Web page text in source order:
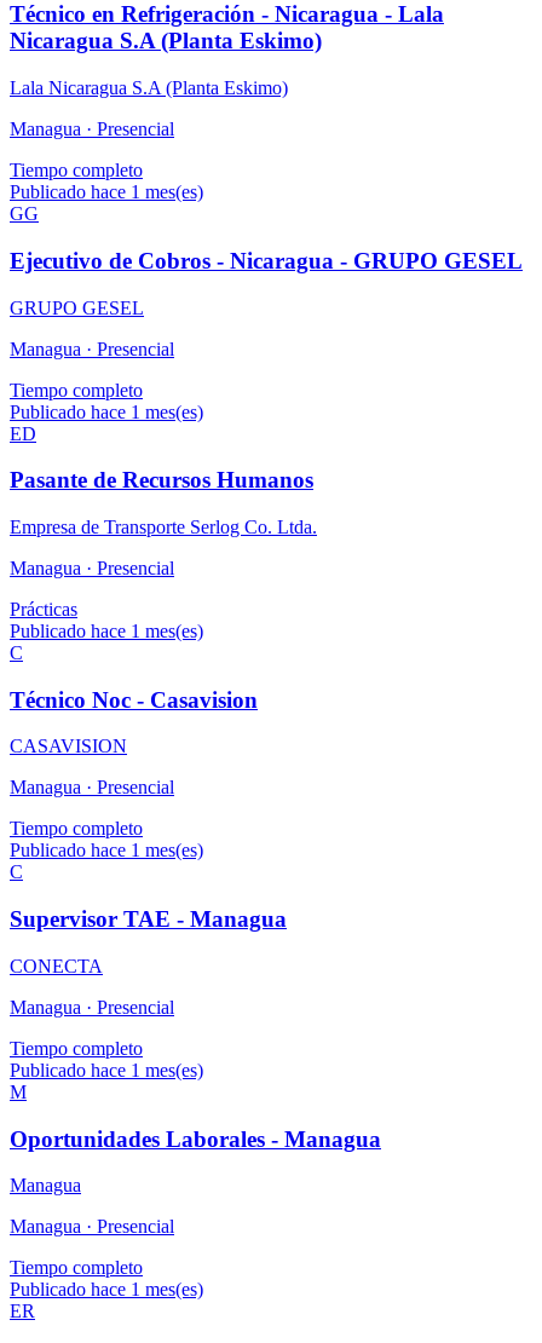
Técnico en Refrigeración - Nicaragua - Lala
Nicaragua S.A (Planta Eskimo)
Lala Nicaragua S.A (Planta Eskimo)
Managua · Presencial
Tiempo completo
Publicado hace 1 mes(es)
GG
Ejecutivo de Cobros - Nicaragua - GRUPO GESEL
GRUPO GESEL
Managua · Presencial
Tiempo completo
Publicado hace 1 mes(es)
ED
Pasante de Recursos Humanos
Empresa de Transporte Serlog Co. Ltda.
Managua · Presencial
Prácticas
Publicado hace 1 mes(es)
C
Técnico Noc - Casavision
CASAVISION
Managua · Presencial
Tiempo completo
Publicado hace 1 mes(es)
C
Supervisor TAE - Managua
CONECTA
Managua · Presencial
Tiempo completo
Publicado hace 1 mes(es)
M
Oportunidades Laborales - Managua
Managua
Managua · Presencial
Tiempo completo
Publicado hace 1 mes(es)
ER